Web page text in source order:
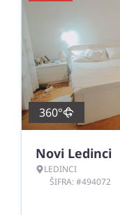
360°
Novi Ledinci
LEDINCI
ŠIFRA: #494072